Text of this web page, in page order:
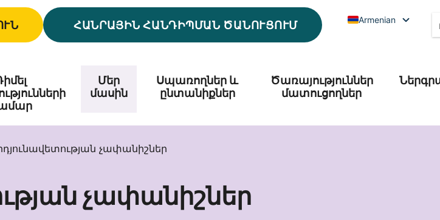
ՀԱՆՐԱՅԻՆ ՀԱՆԴԻՊՄԱՆ ԾԱՆՈՒՑՈՒՄ Armenian
Մեր
մասին
Սպառողներ և
ընտանիքներ
Ծառայություններ
մատուցողներ
չափանիշներ
չափանիշներ
Արդյունավետության